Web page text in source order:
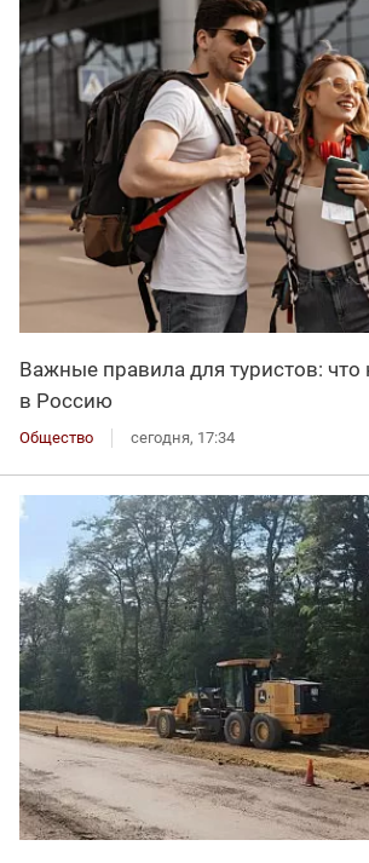
Важные правила для туристов: что
в Россию
Общество сегодня, 17:34